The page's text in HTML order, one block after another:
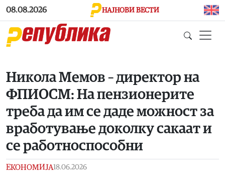
Skip to main content
08.08.2026 НАЈНОВИ ВЕСТИ
Никола Мемов – директор на
ФПИОСМ: На пензионерите
треба да им се даде можност за
вработување доколку сакаат и
се работноспособни
ЕКОНОМИЈА18.06.2026